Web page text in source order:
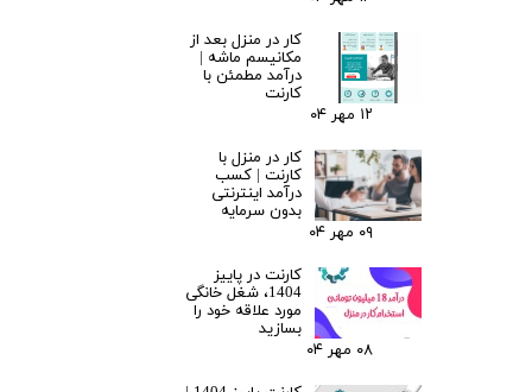
کار در منزل بعد از
مکانیسم ماشه |
درآمد مطمئن با
کارنت
۱۲ مهر ۰۴
کار در منزل با
کارنت | کسب
درآمد اینترنتی
بدون سرمایه
۰۹ مهر ۰۴
کارنت در پاییز
1404، شغل خانگی
مورد علاقه خود را
بسازید
۰۸ مهر ۰۴